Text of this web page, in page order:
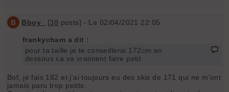
B Bboy_ [38 posts] - Le 02/04/2021 22:05
frankycham a dit :
pour ta taille je te conseillerai 172cm en
dessous ca va vraiment faire petit
Bof, je fais 182 et j'ai toujours eu des skis de 171 qui ne m'ont
jamais paru trop petits.